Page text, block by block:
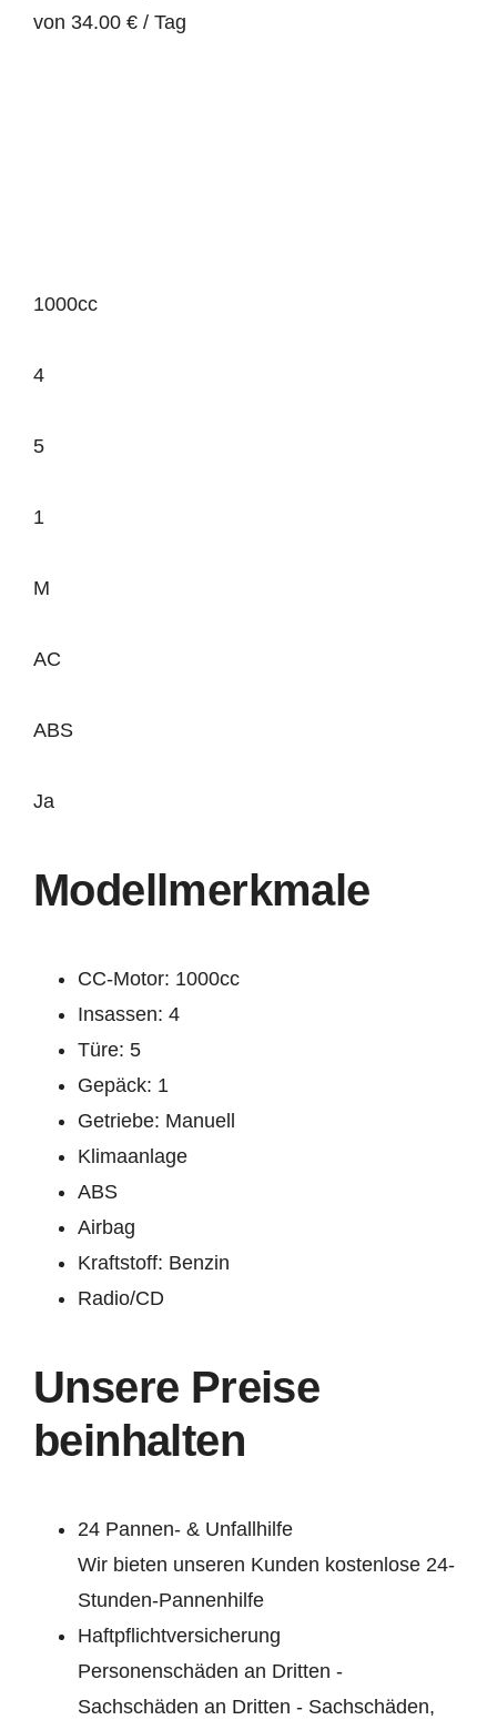
von 34.00 €/ Tag
1000cc
4
5
1
M
AC
ABS
Ja
Modellmerkmale
CC-Motor: 1000cc
Insassen: 4
Türe: 5
Gepäck: 1
Getriebe: Manuell
Klimaanlage
ABS
Airbag
Kraftstoff: Benzin
Radio/CD
Unsere Preise
beinhalten
24 Pannen- & Unfallhilfe
Wir bieten unseren Kunden kostenlose 24-
Stunden-Pannenhilfe
Haftpflichtversicherung
Personenschäden an Dritten -
Sachschäden an Dritten - Sachschäden,